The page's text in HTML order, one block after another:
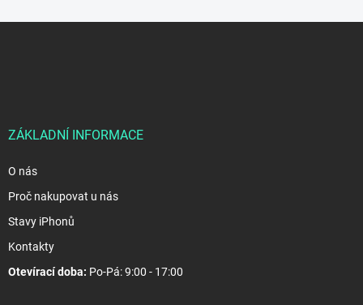
ZÁKLADNÍ INFORMACE
O nás
Proč nakupovat u nás
Stavy iPhonů
Kontakty
Otevírací doba: Po-Pá: 9:00 - 17:00